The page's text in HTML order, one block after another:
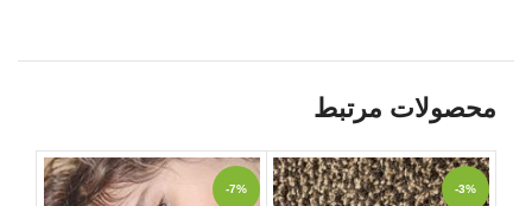
محصولات مرتبط
-3%
-7%